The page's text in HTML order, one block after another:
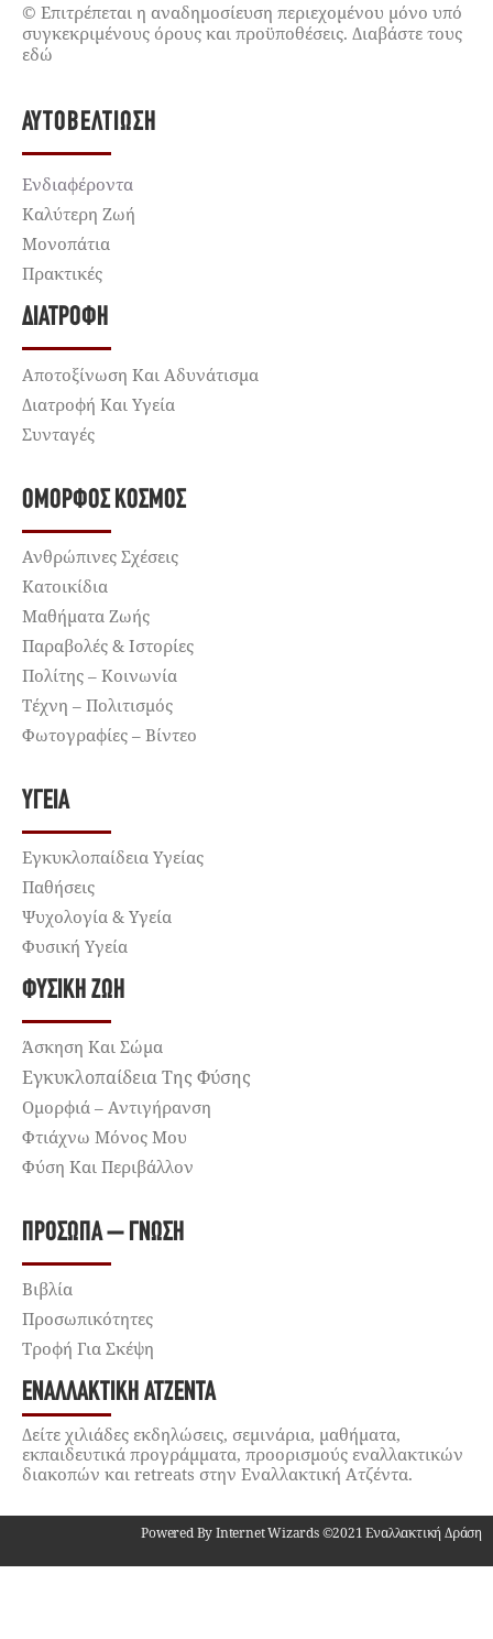
© Επιτρέπεται η αναδημοσίευση περιεχομένου μόνο υπό
συγκεκριμένους όρους και προϋποθέσεις. Διαβάστε τους
εδώ
ΑΥΤΟΒΕΛΤΊΩΣΗ
Ενδιαφέροντα
Καλύτερη Ζωή
Μονοπάτια
Πρακτικές
ΔΙΑΤΡΟΦΉ
Αποτοξίνωση Και Αδυνάτισμα
Διατροφή Και Υγεία
Συνταγές
ΌΜΟΡΦΟΣ ΚΌΣΜΟΣ
Ανθρώπινες Σχέσεις
Κατοικίδια
Μαθήματα Ζωής
Παραβολές & Ιστορίες
Πολίτης – Κοινωνία
Τέχνη – Πολιτισμός
Φωτογραφίες – Βίντεο
ΥΓΕΊΑ
Εγκυκλοπαίδεια Υγείας
Παθήσεις
Ψυχολογία & Υγεία
Φυσική Υγεία
ΦΥΣΙΚΉ ΖΩΉ
Άσκηση Και Σώμα
Εγκυκλοπαίδεια Της Φύσης
Ομορφιά – Αντιγήρανση
Φτιάχνω Μόνος Μου
Φύση Και Περιβάλλον
ΠΡΌΣΩΠΑ – ΓΝΏΣΗ
Βιβλία
Προσωπικότητες
Τροφή Για Σκέψη
ΕΝΑΛΛΑΚΤΙΚΉ ΑΤΖΈΝΤΑ
Δείτε χιλιάδες εκδηλώσεις, σεμινάρια, μαθήματα,
εκπαιδευτικά προγράμματα, προορισμούς εναλλακτικών
διακοπών και retreats στην Εναλλακτική Ατζέντα.
Powered By Internet Wizards ©2021 Εναλλακτική Δράση